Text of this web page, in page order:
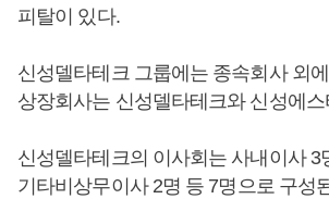
피탈이 있다.
신성델타테크 그룹에는 종속회사 외
상장회사는 신성델타테크와 신성에
신성델타테크의 이사회는 사내이사 3
기타비상무이사 2명 등 7명으로 구성